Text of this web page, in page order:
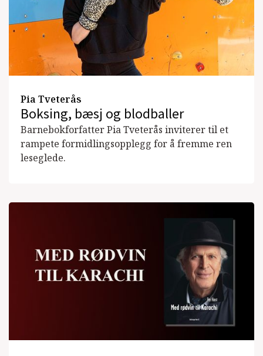
Pia Tveterås
Boksing, bæsj og blodballer
Barnebokforfatter Pia Tveterås inviterer til et
rampete formidlingsopplegg for å fremme ren
leseglede.